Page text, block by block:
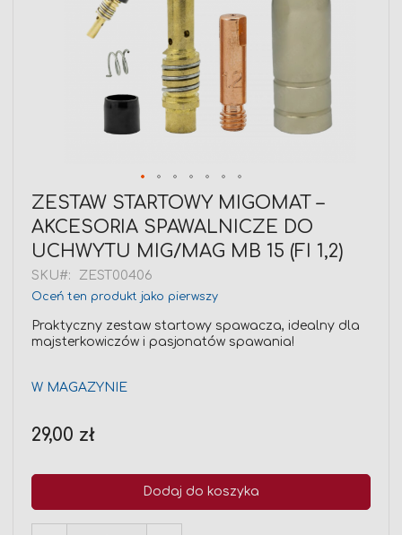
Przejdź
na
początek
galerii
ZESTAW STARTOWY MIGOMAT –
AKCESORIA SPAWALNICZE DO
UCHWYTU MIG/MAG MB 15 (FI 1,2)
SKU ZEST00406
Oceń ten produkt jako pierwszy
Praktyczny zestaw startowy spawacza, idealny dla
majsterkowiczów i pasjonatów spawania!
W MAGAZYNIE
29,00 zł
Dodaj do koszyka